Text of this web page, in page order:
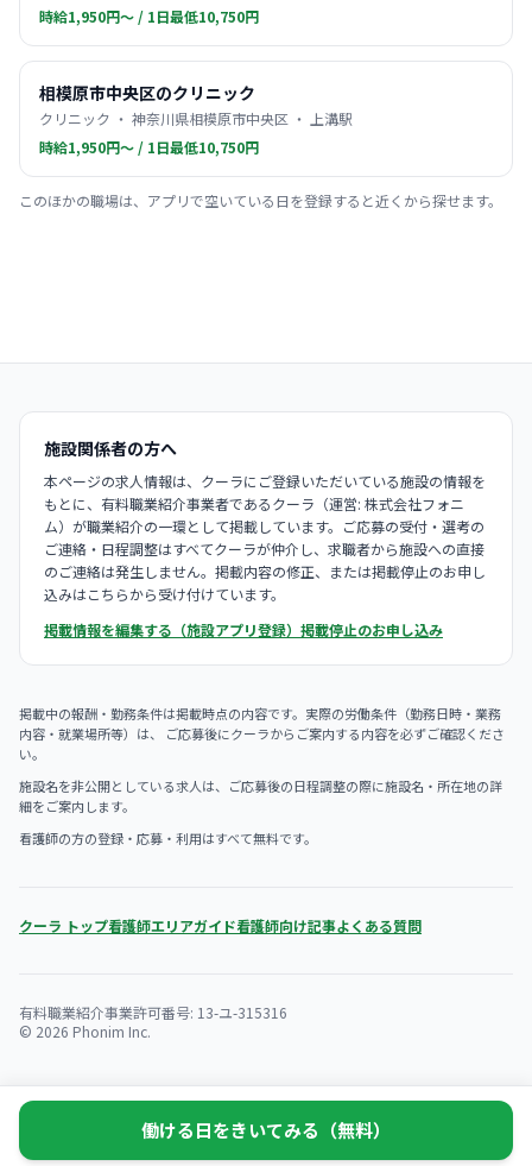
時給1,950円〜 / 1日最低10,750円
相模原市中央区のクリニック
クリニック ・ 神奈川県相模原市中央区 ・ 上溝駅
時給1,950円〜 / 1日最低10,750円
このほかの職場は、アプリで空いている日を登録すると近くから探せます。
施設関係者の方へ
本ページの求人情報は、クーラにご登録いただいている施設の情報を
もとに、有料職業紹介事業者であるクーラ（運営: 株式会社フォニ
ム）が職業紹介の一環として掲載しています。ご応募の受付・選考の
ご連絡・日程調整はすべてクーラが仲介し、求職者から施設への直接
のご連絡は発生しません。掲載内容の修正、または掲載停止のお申し
込みはこちらから受け付けています。
掲載情報を編集する（施設アプリ登録） 掲載停止のお申し込み
掲載中の報酬・勤務条件は掲載時点の内容です。実際の労働条件（勤務日時・業務
内容・就業場所等）は、 ご応募後にクーラからご案内する内容を必ずご確認くださ
い。
施設名を非公開としている求人は、ご応募後の日程調整の際に施設名・所在地の詳
細をご案内します。
看護師の方の登録・応募・利用はすべて無料です。
クーラ トップ看護師エリアガイド看護師向け記事よくある質問
有料職業紹介事業許可番号: 13-ユ-315316
© 2026 Phonim Inc.
働ける日をきいてみる（無料）